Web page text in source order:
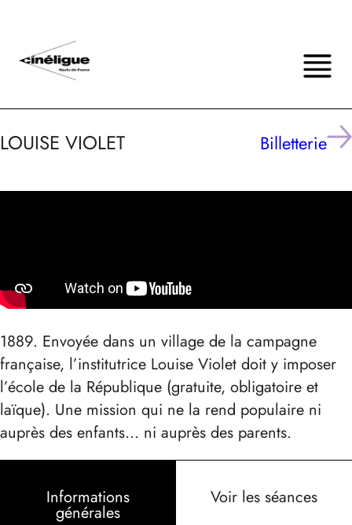
LOUISE VIOLET Billetterie
1889. Envoyée dans un village de la campagne
française, l’institutrice Louise Violet doit y imposer
l’école de la République (gratuite, obligatoire et
laïque). Une mission qui ne la rend populaire ni
auprès des enfants… ni auprès des parents.
Informations
générales
Voir les séances